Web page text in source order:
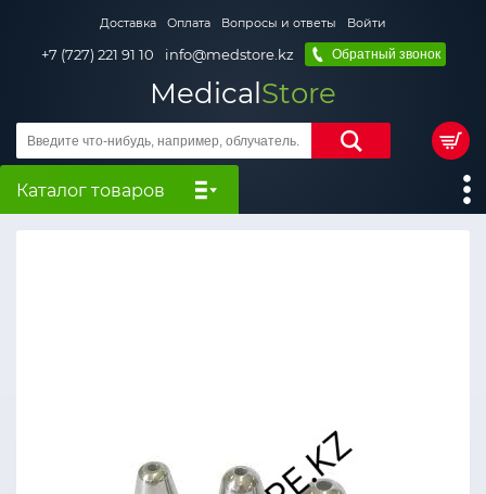
Доставка Оплата Вопросы и ответы Войти
+7 (727) 221 91 10 info@medstore.kz Обратный звонок
MedicalStore
Каталог товаров